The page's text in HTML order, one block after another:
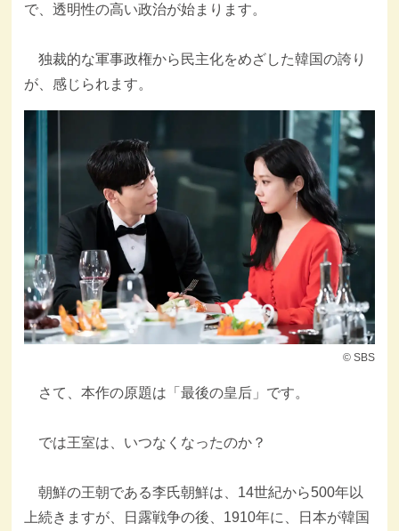
で、透明性の高い政治が始まります。
独裁的な軍事政権から民主化をめざした韓国の誇り
が、感じられます。
© SBS
さて、本作の原題は「最後の皇后」です。
では王室は、いつなくなったのか？
朝鮮の王朝である李氏朝鮮は、14世紀から500年以
上続きますが、日露戦争の後、1910年に、日本が韓国